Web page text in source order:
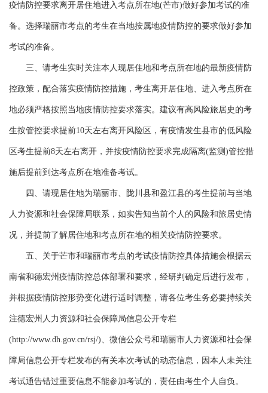
疫情防控要求离开居住地进入考点所在地(芒市)做好参加考试的准
备。选择瑞丽市考点的考生在当地按属地疫情防控的要求做好参加
考试的准备。
三、请考生实时关注本人现居住地和考点所在地的最新疫情防
控政策，配合落实疫情防控措施，考生离开居住地、进入考点所在
地必须严格按照当地疫情防控要求落实。建议有高风险旅居史的考
生按管控要求提前10天左右离开风险区，有疫情发生县市的低风险
区考生提前8天左右离开，并按疫情防控要求完成隔离(监测)管控措
施后提前到达考点所在地准备考试。
四、请现居住地为瑞丽市、陇川县和盈江县的考生提前与当地
人力资源和社会保障局联系，如实告知当前个人的风险和旅居史情
况，并提前了解居住地和考点所在地的相关疫情防控要求。
五、关于芒市和瑞丽市考点的考试疫情防控具体措施会根据云
南省和德宏州疫情防控总体部署和要求，经研判确定后进行发布，
并根据疫情防控形势变化进行适时调整，请各位考生务必要持续关
注德宏州人力资源和社会保障局信息公开专栏
(http://www.dh.gov.cn/rsj/)、微信公众号和瑞丽市人力资源和社会保
障局信息公开专栏发布的有关本次考试的动态信息，因本人未关注
考试通告错过重要信息不能参加考试的，责任由考生个人自负。